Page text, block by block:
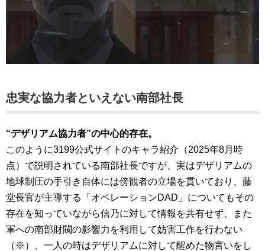
忠実な協力者といえない南部社長
“デザリアム協力者”の中心的存在。
このように3199公式サイトのキャラ紹介（2025年8月時
点）で説明されている南部社長ですが、実はデザリアムの
地球制圧の手引き自体には傍観者の立場を貫いており、藤
堂長官が主導する「オペレーションDAD」についてもその
存在を知っていながら信乃に対して情報を共有せず、また
軍への南部財閥の影響力を利用して妨害工作を行わない
（※）、一人の時はデザリアムに対して醒めた物言いをし